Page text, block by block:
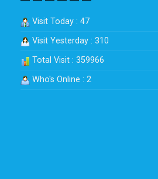
Visit Today : 47
Visit Yesterday : 310
Total Visit : 359966
Who's Online : 2